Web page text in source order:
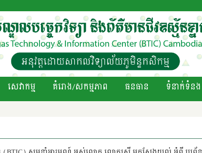
សេវាកម្ម គំរោង/សកម្មភាព ធនធាន ទំនាក់ទំនង